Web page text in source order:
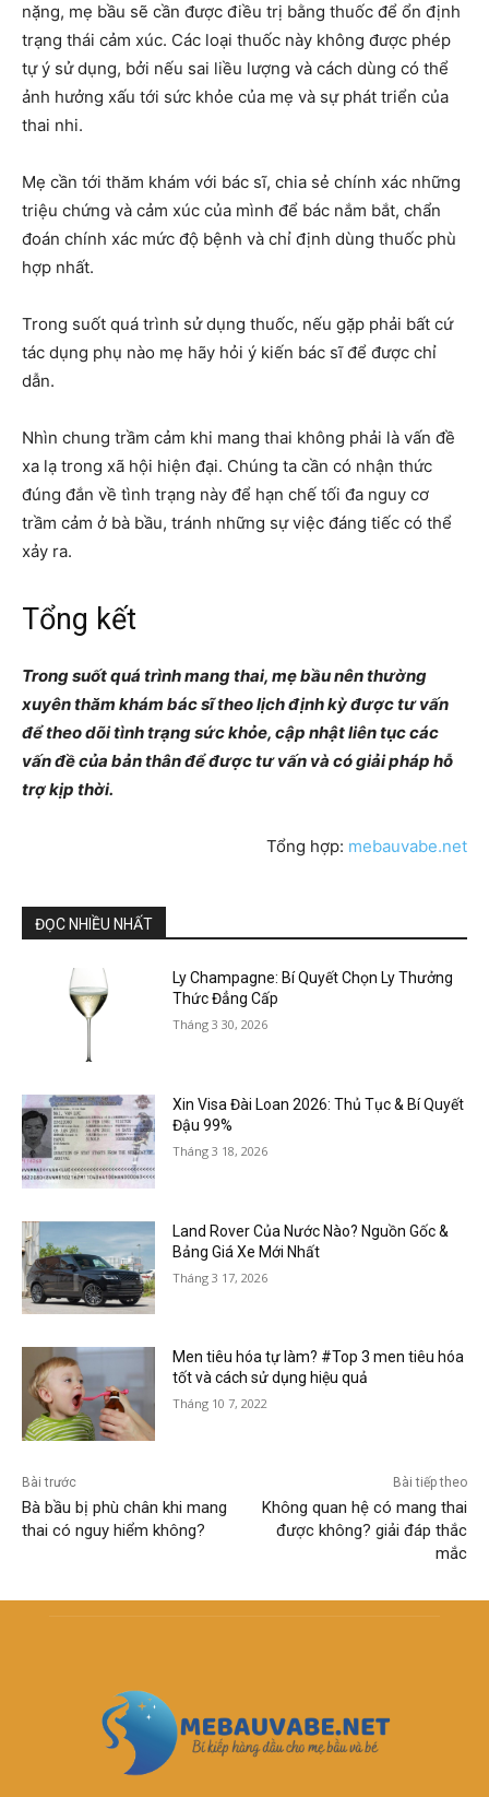
nặng, mẹ bầu sẽ cần được điều trị bằng thuốc để ổn định
trạng thái cảm xúc. Các loại thuốc này không được phép
tự ý sử dụng, bởi nếu sai liều lượng và cách dùng có thể
ảnh hưởng xấu tới sức khỏe của mẹ và sự phát triển của
thai nhi.
Mẹ cần tới thăm khám với bác sĩ, chia sẻ chính xác những
triệu chứng và cảm xúc của mình để bác nắm bắt, chẩn
đoán chính xác mức độ bệnh và chỉ định dùng thuốc phù
hợp nhất.
Trong suốt quá trình sử dụng thuốc, nếu gặp phải bất cứ
tác dụng phụ nào mẹ hãy hỏi ý kiến bác sĩ để được chỉ
dẫn.
Nhìn chung trầm cảm khi mang thai không phải là vấn đề
xa lạ trong xã hội hiện đại. Chúng ta cần có nhận thức
đúng đắn về tình trạng này để hạn chế tối đa nguy cơ
trầm cảm ở bà bầu, tránh những sự việc đáng tiếc có thể
xảy ra.
Tổng kết
Trong suốt quá trình mang thai, mẹ bầu nên thường
xuyên thăm khám bác sĩ theo lịch định kỳ được tư vấn
để theo dõi tình trạng sức khỏe, cập nhật liên tục các
vấn đề của bản thân để được tư vấn và có giải pháp hỗ
trợ kịp thời.
Tổng hợp: mebauvabe.net
ĐỌC NHIỀU NHẤT
Ly Champagne: Bí Quyết Chọn Ly Thưởng
Thức Đẳng Cấp
Tháng 3 30, 2026
Xin Visa Đài Loan 2026: Thủ Tục & Bí Quyết
Đậu 99%
Tháng 3 18, 2026
Land Rover Của Nước Nào? Nguồn Gốc &
Bảng Giá Xe Mới Nhất
Tháng 3 17, 2026
Men tiêu hóa tự làm? #Top 3 men tiêu hóa
tốt và cách sử dụng hiệu quả
Tháng 10 7, 2022
Bài trước
Bà bầu bị phù chân khi mang
thai có nguy hiểm không?
Bài tiếp theo
Không quan hệ có mang thai
được không? giải đáp thắc
mắc